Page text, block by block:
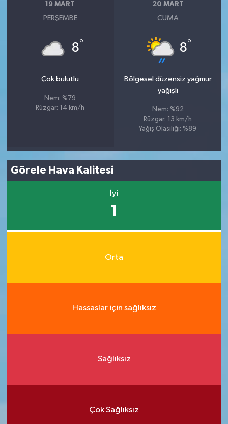
19 MART
PERŞEMBE
8°
Çok bulutlu
Nem: %79
Rüzgar: 14 km/h
20 MART
CUMA
8°
Bölgesel düzensiz yağmur
yağışlı
Nem: %92
Rüzgar: 13 km/h
Yağış Olasılığı: %89
Görele Hava Kalitesi
İyi
1
Orta
Hassaslar için sağlıksız
Sağlıksız
Çok Sağlıksız